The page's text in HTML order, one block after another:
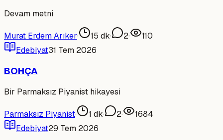
Devam metni
Murat Erdem Arıker· 15 dk· 2·
110
Edebiyat31 Tem 2026
BOHÇA
Bir Parmaksız Piyanist hikayesi
Parmaksız Piyanist· 1 dk· 2·
1684
Edebiyat29 Tem 2026